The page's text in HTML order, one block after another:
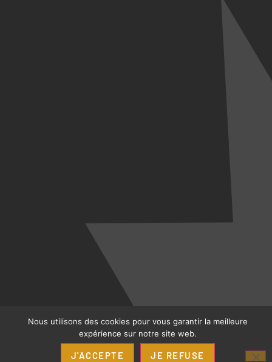
Nous utilisons des cookies pour vous garantir la meilleure
expérience sur notre site web.
J'ACCEPTE JE REFUSE